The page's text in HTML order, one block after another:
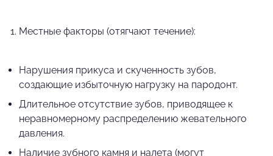
Местные факторы (отягчают течение):
Нарушения прикуса и скученность зубов,
создающие избыточную нагрузку на пародонт.
Длительное отсутствие зубов, приводящее к
неравномерному распределению жевательного
давления.
Наличие зубного камня и налета (могут